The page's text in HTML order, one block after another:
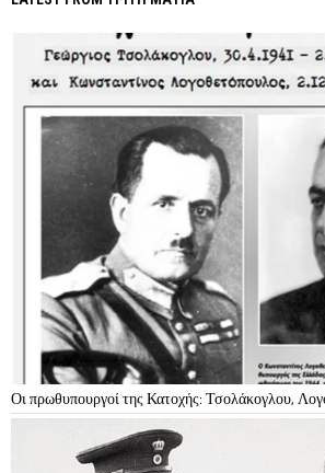
Οι πρωθυπουργοί της Κατοχής: Τσολάκογλου,